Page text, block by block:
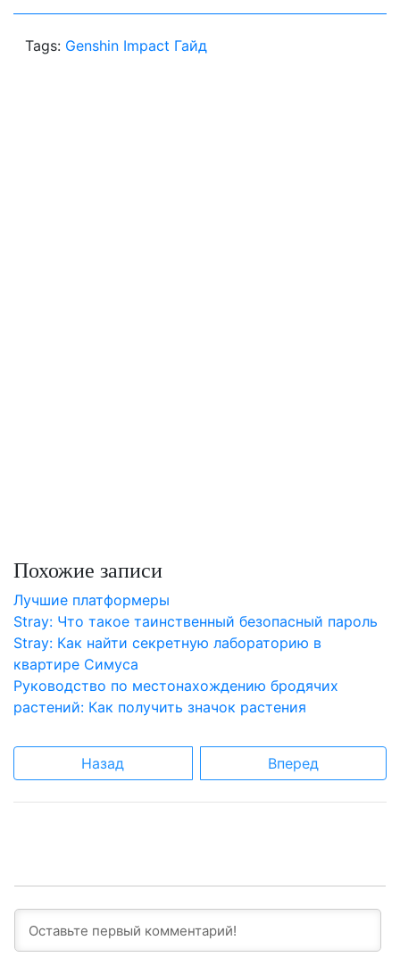
Tags: Genshin Impact Гайд
Похожие записи
Лучшие платформеры
Stray: Что такое таинственный безопасный пароль
Stray: Как найти секретную лабораторию в
квартире Симуса
Руководство по местонахождению бродячих
растений: Как получить значок растения
Назад Вперед